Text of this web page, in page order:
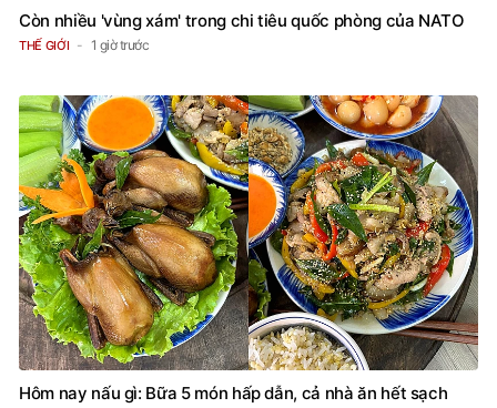
Còn nhiều 'vùng xám' trong chi tiêu quốc phòng của NATO
THẾ GIỚI 1 giờ trước
Hôm nay nấu gì: Bữa 5 món hấp dẫn, cả nhà ăn hết sạch